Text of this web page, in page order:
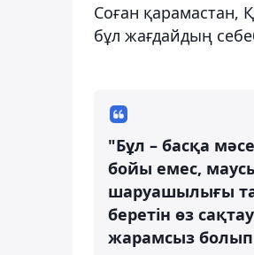
Соған қарамастан,
бұл жағдайдың
"Бұл – басқа
бойы емес,
шаруашылығы
беретін өз
жарамсыз